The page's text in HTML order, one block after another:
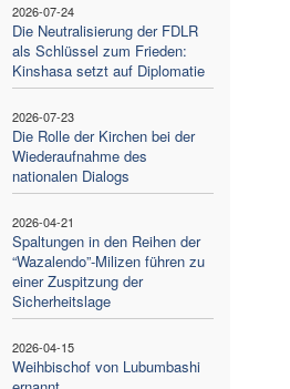
2026-07-24
Die Neutralisierung der FDLR
als Schlüssel zum Frieden:
Kinshasa setzt auf Diplomatie
2026-07-23
Die Rolle der Kirchen bei der
Wiederaufnahme des
nationalen Dialogs
2026-04-21
Spaltungen in den Reihen der
“Wazalendo”-Milizen führen zu
einer Zuspitzung der
Sicherheitslage
2026-04-15
Weihbischof von Lubumbashi